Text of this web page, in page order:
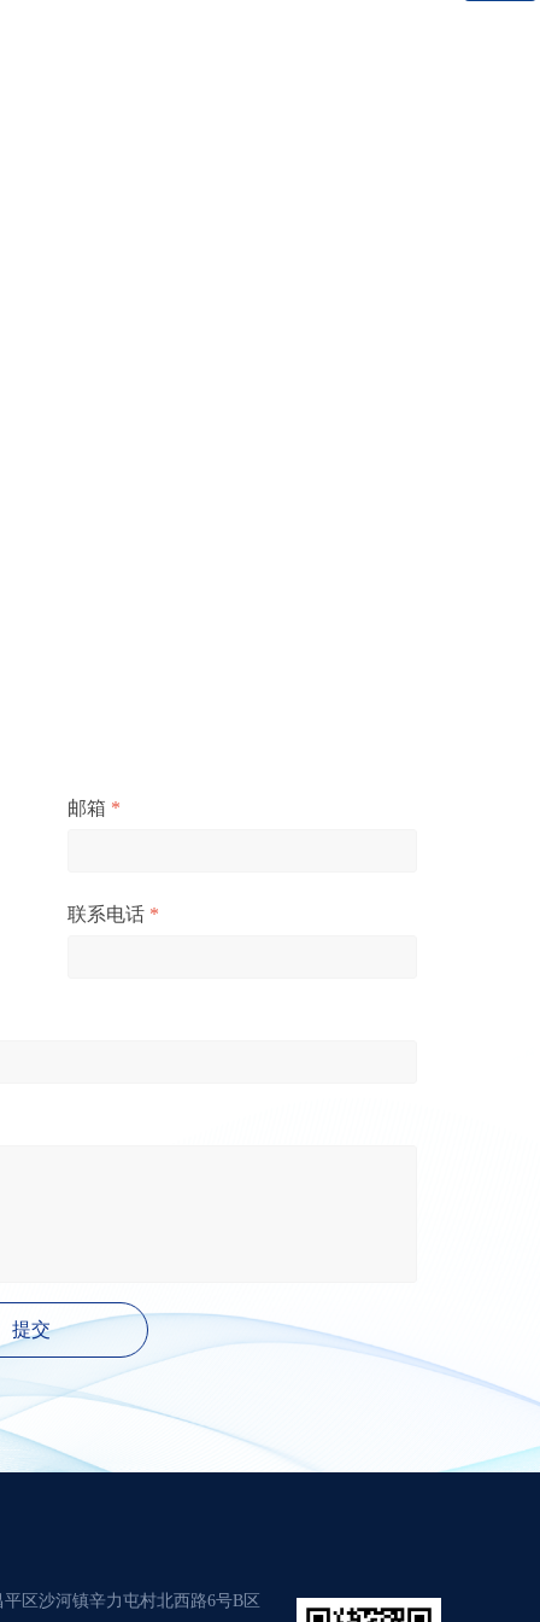
邮箱 *
联系电话 *
提交
区沙河镇辛力屯村北西路6号B区